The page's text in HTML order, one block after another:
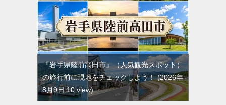
『岩手県陸前高田市』（人気観光スポット）
の旅行前に現地をチェックしよう！ 2026年
8月9日 10 view